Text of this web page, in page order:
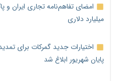
میلیارد دلاری
اختیارات جدید گمرکات برای
پایان شهریور ابلاغ شد